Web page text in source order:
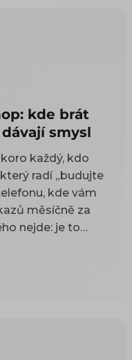
kde brát
smysl
každý, kdo
radí „budujte
kde vám
měsíčně za
nejde: je to
— čím
ukazuje, tím
dva druhy rad a
psané pro